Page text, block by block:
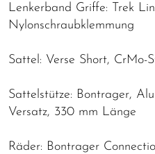
Lenkerband Griffe: Trek
Nylonschraubklemmung
Sattel: Verse Short, CrMo-
Sattelstütze: Bontrager,
Versatz, 330 mm Länge
Räder: Bontrager